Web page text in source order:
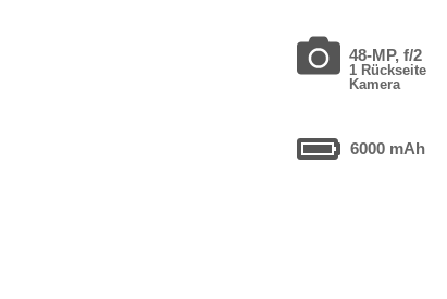
48-MP, f/2
1 Rückseite
Kamera
6000 mAh